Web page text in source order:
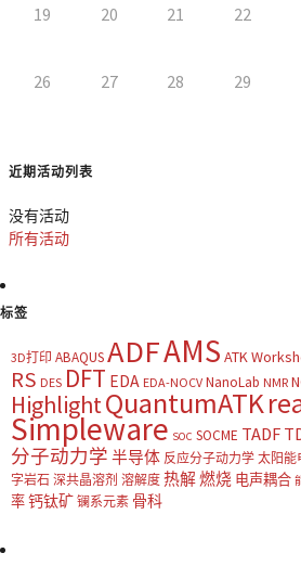
19 20 21 22
26 27 28 29
近期活动列表
没有活动
所有活动
标签
3D打印 ABAQUSADFAMS ATK
RS DES DFT EDA EDA-NOCV NanoLab NMR
HighlightQuantumATK
Simpleware SOC SOCME TADF
分子动力学 半导体 反应分子动力学 太阳能
字岩石 深共晶溶剂 溶解度 热解燃烧 电声耦合
率钙钛矿 镧系元素 骨科